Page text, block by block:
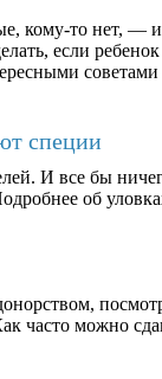
кому-то нет, — и
если ребенок
специи
И все бы
об
часто можно